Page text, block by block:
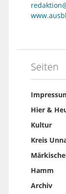
Seiten
Hier &
Kultur
Kreis
Hamm
Archiv